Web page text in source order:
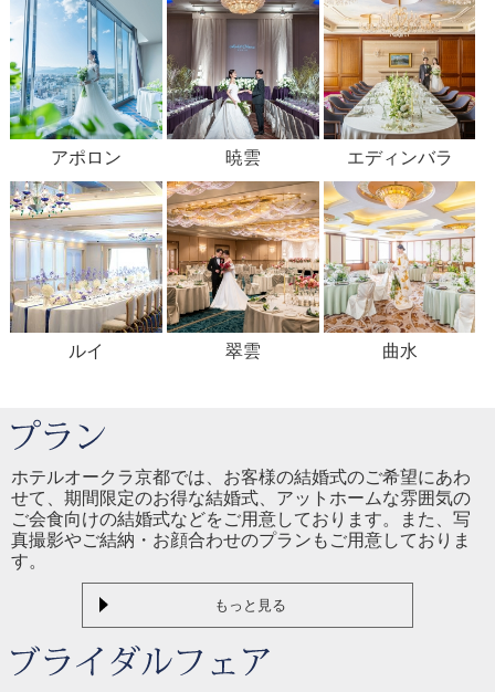
アポロン 暁雲 エディンバラ
ルイ 翠雲 曲水
ホテルオークラ京都では、お客様の結婚式のご希望にあわ
せて、期間限定のお得な結婚式、アットホームな雰囲気の
ご会食向けの結婚式などをご用意しております。また、写
真撮影やご結納・お顔合わせのプランもご用意しておりま
す。
もっと見る